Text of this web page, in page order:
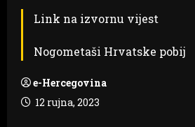
Link na izvornu vijest
Nogometaši Hrvatske pobij
e-Hercegovina
12 rujna, 2023